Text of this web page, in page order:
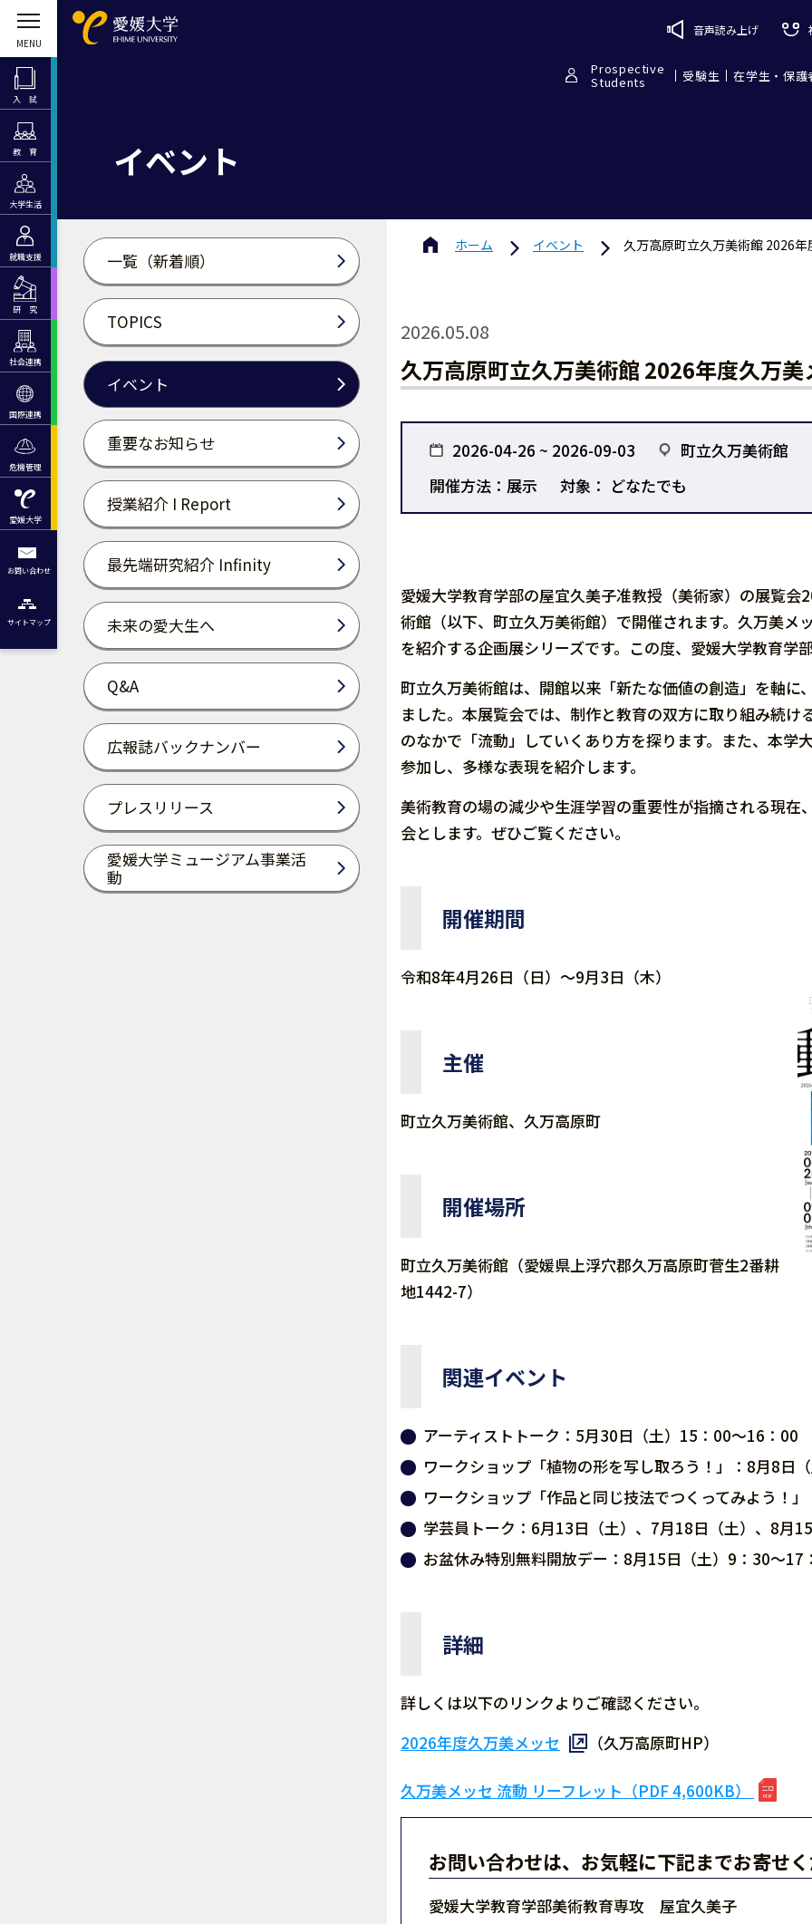
入 試
教 育
大学生活
就職支援
研 究
社会連携
国際連携
危機管理
愛媛大学
お問い合わせ
サイトマップ
音声読み上げ
Prospective
Students 受験生 在学生・保護
イベント
一覧（新着順）
TOPICS
イベント
重要なお知らせ
授業紹介 I Report
最先端研究紹介 Infinity
未来の愛大生へ
Q&A
広報誌バックナンバー
プレスリリース
愛媛大学ミュージアム事業活
動
ホーム イベント 久万高原町立久万美術館 2026
2026.05.08
久万高原町立久万美術館 2026年度久万
2026-04-26 ~ 2026-09-03
町立久万美術館
開催方法：展示
対象： どなたでも
愛媛大学教育学部の屋宜久美子准教授（美術家）の展覧
術館（以下、町立久万美術館）で開催されます。久万美
を紹介する企画展シリーズです。この度、愛媛大学教育学
町立久万美術館は、開館以来「新たな価値の創造」を軸
ました。本展覧会では、制作と教育の双方に取り組み続
のなかで「流動」していくあり方を探ります。また、本
参加し、多様な表現を紹介します。
美術教育の場の減少や生涯学習の重要性が指摘される現
会とします。ぜひご覧ください。
開催期間
令和8年4月26日（日）～9月3日（木）
主催
町立久万美術館、久万高原町
開催場所
町立久万美術館（愛媛県上浮穴郡久万高原町菅生2番耕
地1442-7）
関連イベント
アーティストトーク：5月30日（土）15：00～16：00
ワークショップ「植物の形を写し取ろう！」：8月8日
ワークショップ「作品と同じ技法でつくってみよう！
学芸員トーク：6月13日（土）、7月18日（土）、8月
お盆休み特別無料開放デー：8月15日（土）9：30～
詳細
詳しくは以下のリンクよりご確認ください。
2026年度久万美メッセ
（久万高原町HP）
久万美メッセ 流動 リーフレット（PDF 4,600KB）
お問い合わせは、お気軽に下記までお寄せ
愛媛大学教育学部美術教育専攻 屋宜久美子